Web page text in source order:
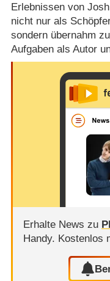
Erlebnissen von
nicht nur als
sondern übernahm
Aufgaben als Autor
Erhalte News zu
Handy. Kostenlos